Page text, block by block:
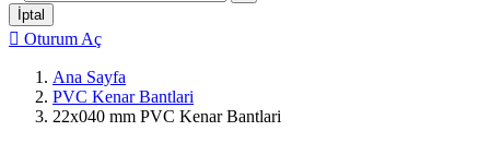
İptal
 Oturum Aç
Ana Sayfa
PVC Kenar Bantlari
22x040 mm PVC Kenar Bantlari